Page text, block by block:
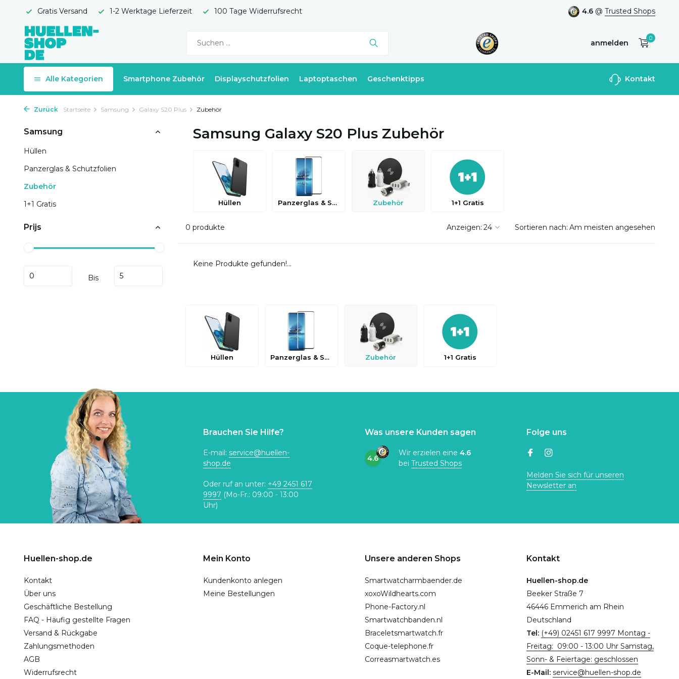
Gratis Versand 1-2 Werktage Lieferzeit 100 Tage Widerrufsrecht 4.6 @ Trusted Shops
anmelden
Benutzerkonto
0
Alle Kategorien Smartphone Zubehör Displayschutzfolien Laptoptaschen Geschenktipps Kontakt
Zurück Startseite Samsung Galaxy S20 Plus Zubehör
Samsung
Hüllen
Panzerglas & Schutzfolien
Zubehör
1+1 Gratis
Prijs
Bis
Samsung Galaxy S20 Plus Zubehör
Hüllen Panzerglas & Schutzfolien Zubehör 1+1 Gratis
0 produkte Anzeigen: Sortieren nach:
Keine Produkte gefunden!...
Hüllen Panzerglas & Schutzfolien Zubehör 1+1 Gratis
Brauchen Sie Hilfe?
E-mail: service@huellen-
shop.de
Oder ruf an unter: +49 2451 617
9997 (Mo-Fr.: 09:00 - 13:00
Uhr)
Was unsere Kunden sagen
4.6
Wir erzielen eine 4.6
bei Trusted Shops
Folge uns
Melden Sie sich für unseren
Newsletter an
Huellen-shop.de
Kontakt
Über uns
Geschäftliche Bestellung
FAQ - Häufig gestellte Fragen
Versand & Rückgabe
Zahlungsmethoden
AGB
Widerrufsrecht
Mein Konto
Kundenkonto anlegen
Meine Bestellungen
Unsere anderen Shops
Smartwatcharmbaender.de
xoxoWildhearts.com
Phone-Factory.nl
Smartwatchbanden.nl
Braceletsmartwatch.fr
Coque-telephone.fr
Correasmartwatch.es
Kontakt
Huellen-shop.de
Beeker Straße 7
46446 Emmerich am Rhein
Deutschland
Tel: (+49) 02451 617 9997 Montag -
Freitag: 09:00 - 13:00 Uhr Samstag,
Sonn- & Feiertage: geschlossen
E-Mail: service@huellen-shop.de